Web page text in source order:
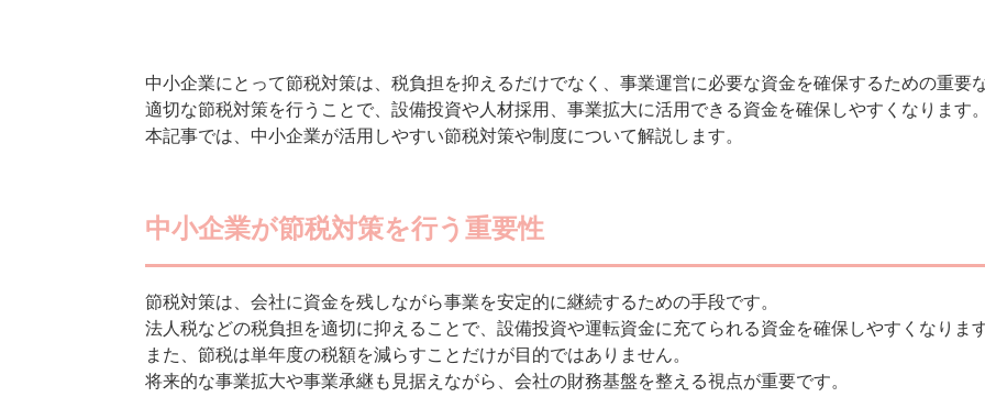
中小企業にとって節税対策は、税負担を抑えるだけでなく、事業運営に必要な資金を確保するための重要
適切な節税対策を行うことで、設備投資や人材採用、事業拡大に活用できる資金を確保しやすくなります
本記事では、中小企業が活用しやすい節税対策や制度について解説します。
中小企業が節税対策を行う重要性
節税対策は、会社に資金を残しながら事業を安定的に継続するための手段です。
法人税などの税負担を適切に抑えることで、設備投資や運転資金に充てられる資金を確保しやすくなりま
また、節税は単年度の税額を減らすことだけが目的ではありません。
将来的な事業拡大や事業承継も見据えながら、会社の財務基盤を整える視点が重要です。